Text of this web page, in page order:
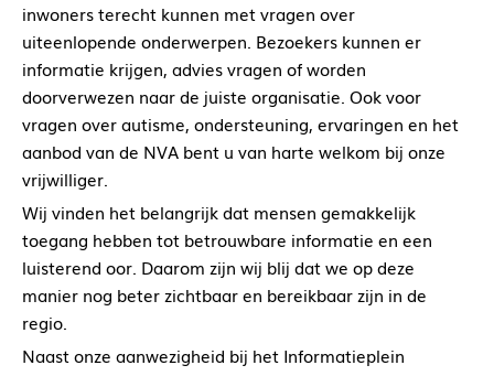
inwoners terecht kunnen met vragen over
uiteenlopende onderwerpen. Bezoekers kunnen er
informatie krijgen, advies vragen of worden
doorverwezen naar de juiste organisatie. Ook voor
vragen over autisme, ondersteuning, ervaringen en het
aanbod van de NVA bent u van harte welkom bij onze
vrijwilliger.
Wij vinden het belangrijk dat mensen gemakkelijk
toegang hebben tot betrouwbare informatie en een
luisterend oor. Daarom zijn wij blij dat we op deze
manier nog beter zichtbaar en bereikbaar zijn in de
regio.
Naast onze aanwezigheid bij het Informatieplein